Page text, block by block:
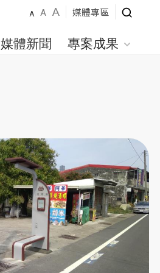
A A A 媒體專區
媒體新聞 專案成果